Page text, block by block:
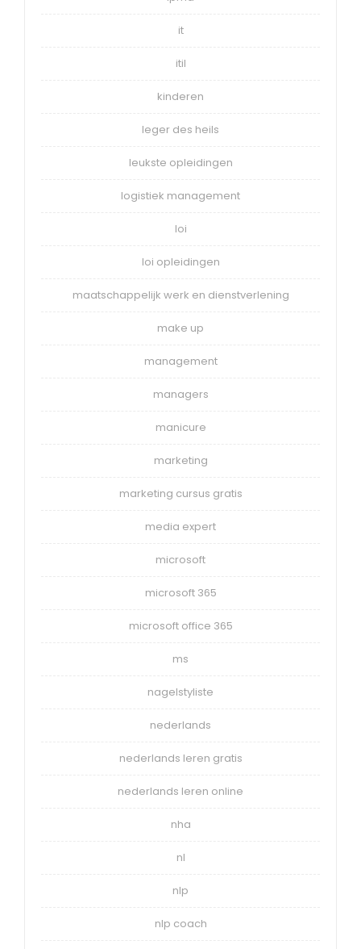
it
itil
kinderen
leger des heils
leukste opleidingen
logistiek management
loi
loi opleidingen
maatschappelijk werk en dienstverlening
make up
management
managers
manicure
marketing
marketing cursus gratis
media expert
microsoft
microsoft 365
microsoft office 365
ms
nagelstyliste
nederlands
nederlands leren gratis
nederlands leren online
nha
nl
nlp
nlp coach